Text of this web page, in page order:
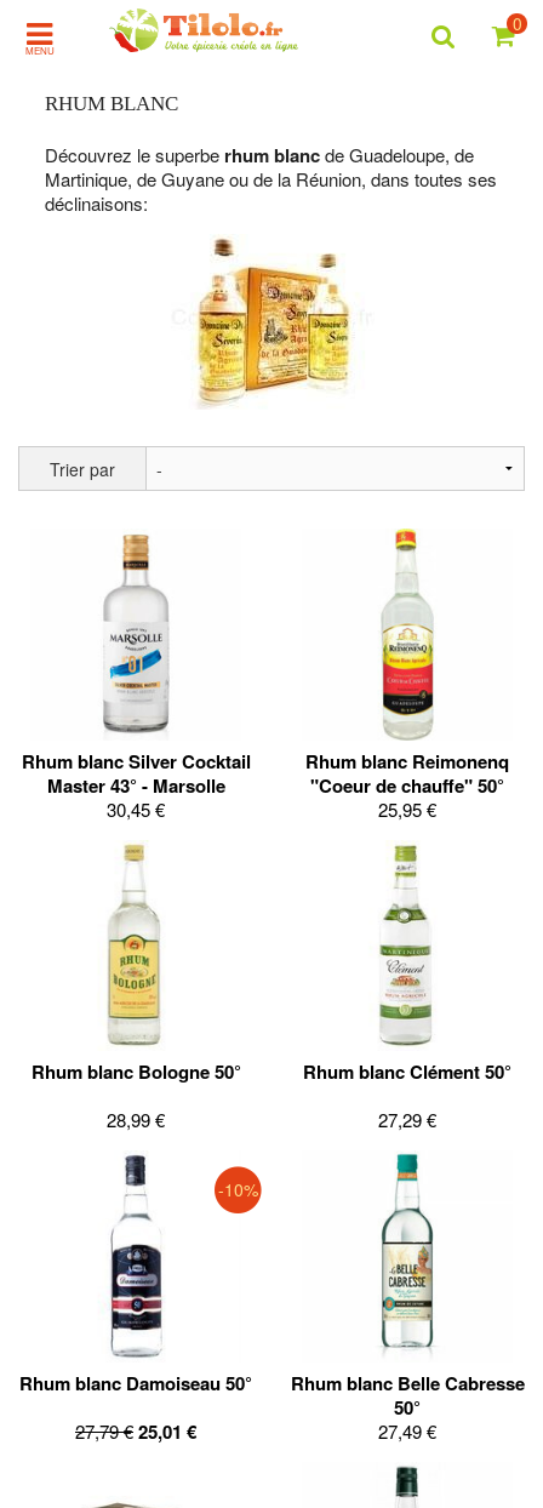
MENU
0
RHUM BLANC
Découvrez le superbe rhum blancde Guadeloupe, de
Martinique, de Guyane ou de la Réunion, dans toutes ses
déclinaisons:
Trier par
Rhum blanc Silver Cocktail
Master 43° - Marsolle
30,45 €
Rhum blanc Reimonenq
"Coeur de chauffe" 50°
25,95 €
Rhum blanc Bologne 50°
28,99 €
Rhum blanc Clément 50°
27,29 €
-10%
Rhum blanc Damoiseau 50°
27,79 €25,01 €
Rhum blanc Belle Cabresse
50°
27,49 €